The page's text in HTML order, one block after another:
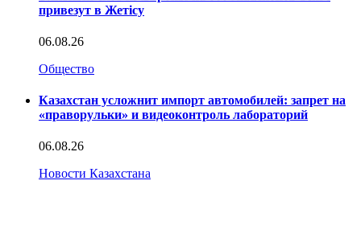
привезут в Жетісу
06.08.26
Общество
Казахстан усложнит импорт автомобилей: запрет на
«праворульки» и видеоконтроль лабораторий
06.08.26
Новости Казахстана